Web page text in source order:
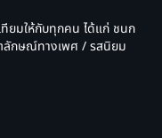
ทียมให้กับทุกคน ได้แก่ ชนก
กษณ์ทางเพศ / รสนิยม